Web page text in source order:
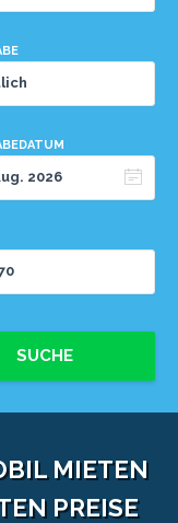
SUCHE
MIETEN
PREISE